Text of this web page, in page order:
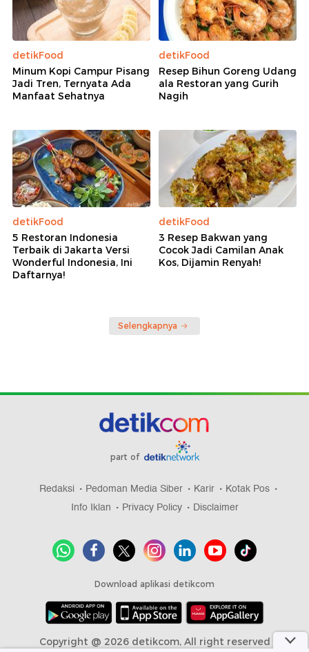
detikFood
Minum Kopi Campur Pisang
Jadi Tren, Ternyata Ada
Manfaat Sehatnya
detikFood
Resep Bihun Goreng Udang
ala Restoran yang Gurih
Nagih
detikFood
5 Restoran Indonesia
Terbaik di Jakarta Versi
Wonderful Indonesia, Ini
Daftarnya!
detikFood
3 Resep Bakwan yang
Cocok Jadi Camilan Anak
Kos, Dijamin Renyah!
Selengkapnya
part of
Redaksi Pedoman Media Siber Karir
Kotak Pos
Info Iklan
Privacy Policy Disclaimer
Download aplikasi detikcom
Copyright @ 2026 detikcom, All right reserved